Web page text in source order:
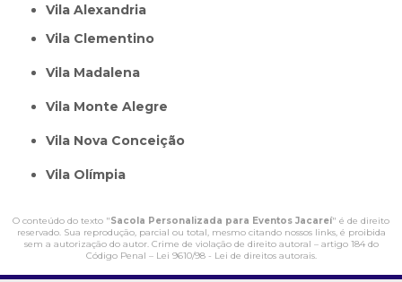
Vila Alexandria
Vila Clementino
Vila Madalena
Vila Monte Alegre
Vila Nova Conceição
Vila Olímpia
O conteúdo do texto "Sacola Personalizada para Eventos Jacareí" é de direito
reservado. Sua reprodução, parcial ou total, mesmo citando nossos links, é proibida
sem a autorização do autor. Crime de violação de direito autoral – artigo 184 do
Código Penal – Lei 9610/98 - Lei de direitos autorais.